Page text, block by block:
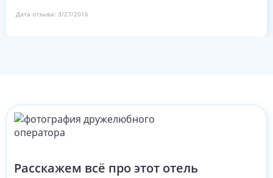
Дата отзыва: 3/27/2016
Расскажем всё про этот отель